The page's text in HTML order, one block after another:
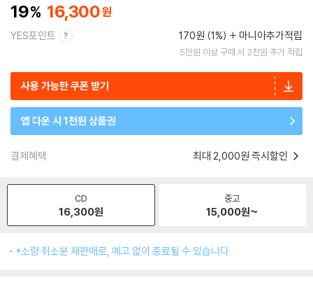
19 16,300
YES포인트 170원 (1%) 마니아추가적립
5만원 이상 구매 시 2천원 추가 적립
사용 가능한 쿠폰 받기
앱 다운 시 1천원 상품권
결제혜택 최대 2,000원 즉시할인
CD
16,300원
중고
15,000원~
*소량 취소분 재판매로, 예고 없이 종료될 수 있습니다.